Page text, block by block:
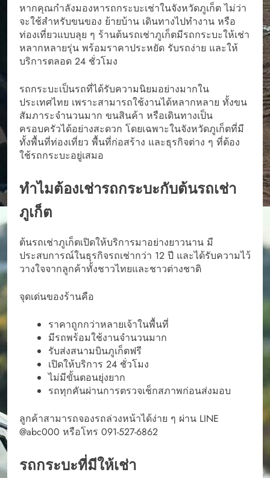
หากคุณกำลังมองหารถกระบะเช่าในจังหวัดภูเก็ต ไม่ว่า
จะใช้สำหรับขนของ ย้ายบ้าน เดินทางไปทำงาน หรือ
ท่องเที่ยวแบบลุย ๆ ร้านต้นรถเช่าภูเก็ตมีรถกระบะให้เช่า
หลากหลายรุ่น พร้อมราคาประหยัด รับรถง่าย และให้
บริการตลอด 24 ชั่วโมง
รถกระบะเป็นรถที่ได้รับความนิยมอย่างมากใน
ประเทศไทย เพราะสามารถใช้งานได้หลากหลาย ทั้งขน
สัมภาระจำนวนมาก ขนสินค้า หรือเดินทางเป็น
ครอบครัวได้อย่างสะดวก โดยเฉพาะในจังหวัดภูเก็ตที่มี
ทั้งพื้นที่ท่องเที่ยว พื้นที่ก่อสร้าง และธุรกิจต่าง ๆ ที่ต้อง
ใช้รถกระบะอยู่เสมอ
ทำไมต้องเช่ารถกระบะกับต้นรถเช่า
ภูเก็ต
ต้นรถเช่าภูเก็ตเปิดให้บริการมาอย่างยาวนาน มี
ประสบการณ์ในธุรกิจรถเช่ากว่า 12 ปี และได้รับความไว้
วางใจจากลูกค้าทั้งชาวไทยและชาวต่างชาติ
จุดเด่นของร้านคือ
ราคาถูกกว่าหลายเจ้าในพื้นที่
มีรถพร้อมใช้งานจำนวนมาก
รับส่งสนามบินภูเก็ตฟรี
เปิดให้บริการ 24 ชั่วโมง
ไม่มีขั้นตอนยุ่งยาก
รถทุกคันผ่านการตรวจเช็กสภาพก่อนส่งมอบ
ลูกค้าสามารถจองรถล่วงหน้าได้ง่าย ๆ ผ่าน LINE
@abc000 หรือโทร 091-527-6862
รถกระบะที่มีให้เช่า